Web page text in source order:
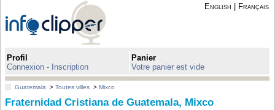
English Français
Profil
Connexion - Inscription
Panier
Votre panier est vide
Guatemala >Toutes villes >Mixco
Fraternidad Cristiana de Guatemala, Mixco